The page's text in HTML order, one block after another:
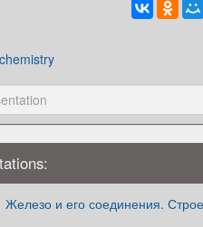
chemistry
Железо и его соединения.